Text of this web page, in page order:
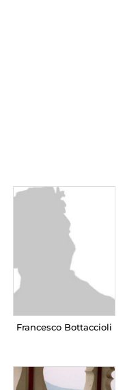
Francesco Bottaccioli